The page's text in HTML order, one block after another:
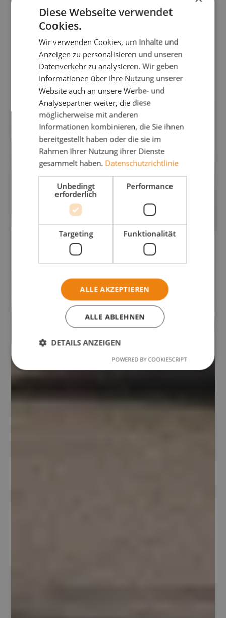
Diese Webseite verwendet
Cookies.
Wir verwenden Cookies, um Inhalte und
Anzeigen zu personalisieren und unseren
Datenverkehr zu analysieren. Wir geben
Informationen über Ihre Nutzung unserer
Website auch an unsere Werbe- und
Analysepartner weiter, die diese
möglicherweise mit anderen
Informationen kombinieren, die Sie ihnen
bereitgestellt haben oder die sie im
Rahmen Ihrer Nutzung ihrer Dienste
gesammelt haben. Datenschutzrichtlinie
Unbedingt
erforderlich
Performance
Targeting Funktionalität
ALLE AKZEPTIEREN
ALLE ABLEHNEN
DETAILS ANZEIGEN
POWERED BY COOKIESCRIPT